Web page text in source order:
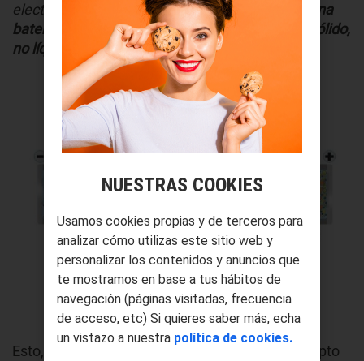
electrolito líquido
", explican desde Samsung. "
Una
batería de estado sólido emplea un electrolito sólido,
no líquido
". Hasta ahí todo bastante obvio.
Samsung
Esto, que parece un cambio menor, es un concepto
NUESTRAS COOKIES
Usamos cookies propias y de terceros para
analizar cómo utilizas este sitio web y
personalizar los contenidos y anuncios que
te mostramos en base a tus hábitos de
navegación (páginas visitadas, frecuencia
de acceso, etc) Si quieres saber más, echa
un vistazo a nuestra política de cookies.